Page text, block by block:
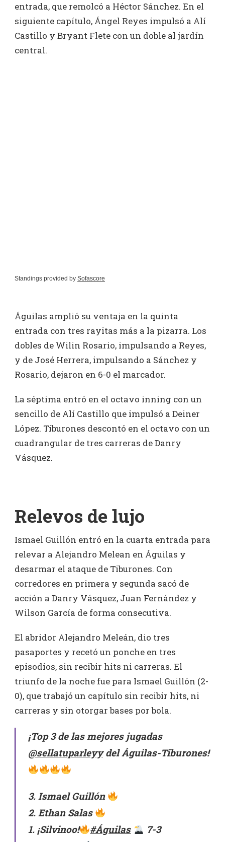
entrada, que remolcó a Héctor Sánchez. En el
siguiente capítulo, Ángel Reyes impulsó a Alí
Castillo y Bryant Flete con un doble al jardín
central.
Standings provided by Sofascore
Águilas amplió su ventaja en la quinta
entrada con tres rayitas más a la pizarra. Los
dobles de Wilin Rosario, impulsando a Reyes,
y de José Herrera, impulsando a Sánchez y
Rosario, dejaron en 6-0 el marcador.
La séptima entró en el octavo inning con un
sencillo de Alí Castillo que impulsó a Deiner
López. Tiburones descontó en el octavo con un
cuadrangular de tres carreras de Danry
Vásquez.
Relevos de lujo
Ismael Guillón entró en la cuarta entrada para
relevar a Alejandro Melean en Águilas y
desarmar el ataque de Tiburones. Con
corredores en primera y segunda sacó de
acción a Danry Vásquez, Juan Fernández y
Wilson García de forma consecutiva.
El abridor Alejandro Meleán, dio tres
pasaportes y recetó un ponche en tres
episodios, sin recibir hits ni carreras. El
triunfo de la noche fue para Ismael Guillón (2-
0), que trabajó un capítulo sin recibir hits, ni
carreras y sin otorgar bases por bola.
¡Top 3 de las mejores jugadas
@sellatuparleyydel Águilas-Tiburones!
3. Ismael Guillón
2. Ethan Salas
1. ¡Silvinoo!
#Águilas
7-3